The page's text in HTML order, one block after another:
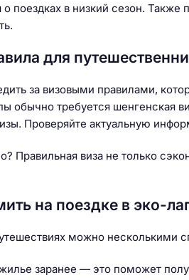
о поездках в низкий сезон.
для
за визовыми правилами,
обычно требуется шенгенская
Проверяйте актуальную
Правильная виза не только
на поездке в эко-
можно несколькими
заранее — это поможет